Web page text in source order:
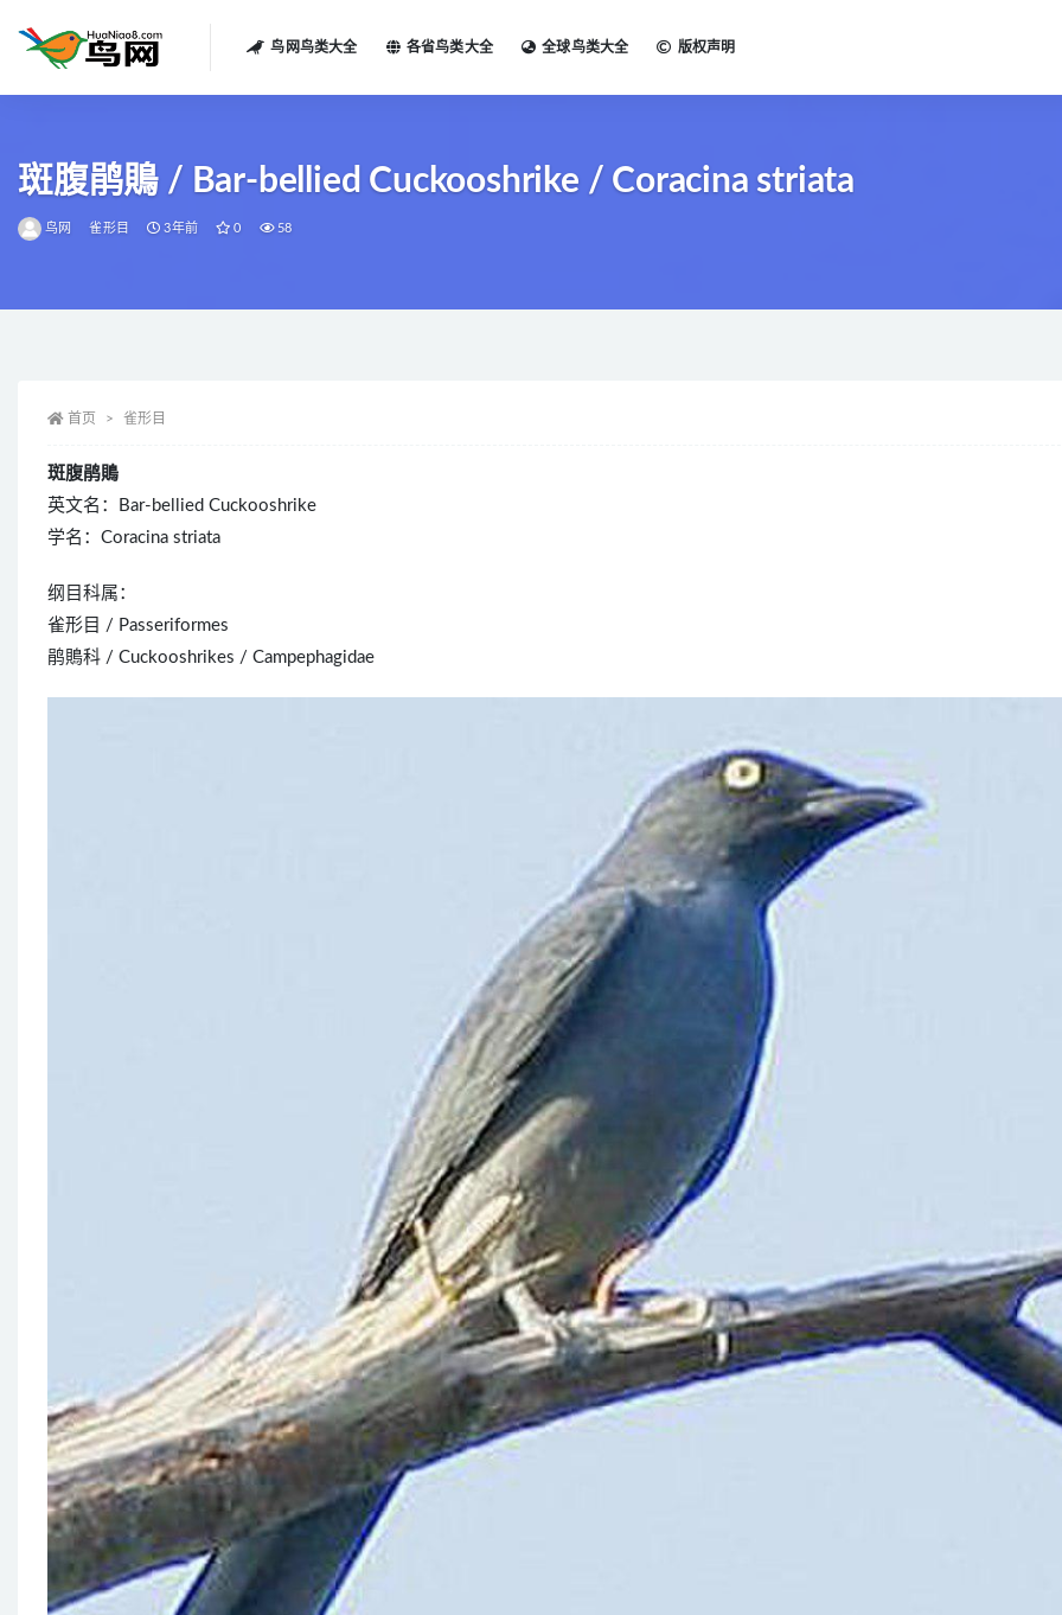
鸟网鸟类大全 各省鸟类大全 全球鸟类大全 版权声明
斑腹鹃鵙 / Bar-bellied Cuckooshrike / Coracina striata
鸟网 雀形目 3年前 0 58
首页 雀形目
斑腹鹃鵙
英文名：Bar-bellied Cuckooshrike
学名：Coracina striata
纲目科属：
雀形目 / Passeriformes
鹃鵙科 / Cuckooshrikes / Campephagidae